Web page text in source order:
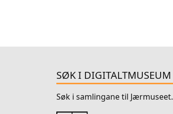
SØK I DIGITALTMUSEUM
Søk i samlingane til Jærmuseet.